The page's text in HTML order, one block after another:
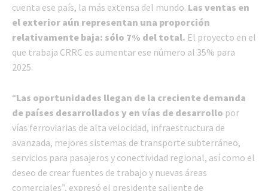
cuenta ese país, la más extensa del mundo. Las ventas en
el exterior aún representan una proporción
relativamente baja: sólo 7% del total. El proyecto en el
que trabaja CRRC es aumentar ese número al 35% para
2025.
“Las oportunidades llegan de la creciente demanda
de países desarrollados y en vías de desarrollo por
vías ferroviarias de alta velocidad, infraestructura de
avanzada, mejores sistemas de transporte subterráneo,
servicios para pasajeros y conectividad regional, así como el
deseo de crear fuentes de trabajo y nuevas áreas
comerciales”, expresó el presidente saliente de